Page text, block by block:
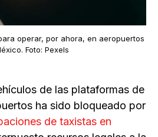
operar, por ahora, en aeropuertos
Foto: Pexels
de las plataformas de
ha sido bloqueado por
de taxistas en